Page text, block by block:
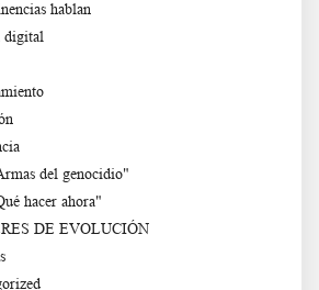
hablan
digital
del genocidio"
hacer ahora"
DE EVOLUCIÓN